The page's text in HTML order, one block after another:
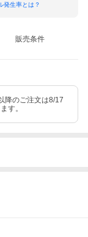
発生率とは？
販売条件
降のご注文は8/17
す。